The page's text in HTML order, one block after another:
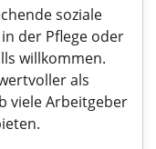
soziale
der Pflege oder
willkommen.
als
viele Arbeitgeber